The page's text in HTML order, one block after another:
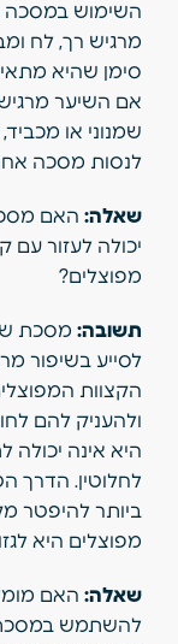
השימוש במסכה
מרגיש רך, לח
סימן שהיא
אם השיער
שמנוני או
לנסות מסכה
שאלה: האם
יכולה לעזור עם
מפוצלים?
תשובה: מסכת
לסייע בשיפור
הקצוות
ולהעניק להם
היא אינה יכולה
לחלוטין. הדרך
ביותר להיפטר
מפוצלים היא
שאלה: האם
להשתמש